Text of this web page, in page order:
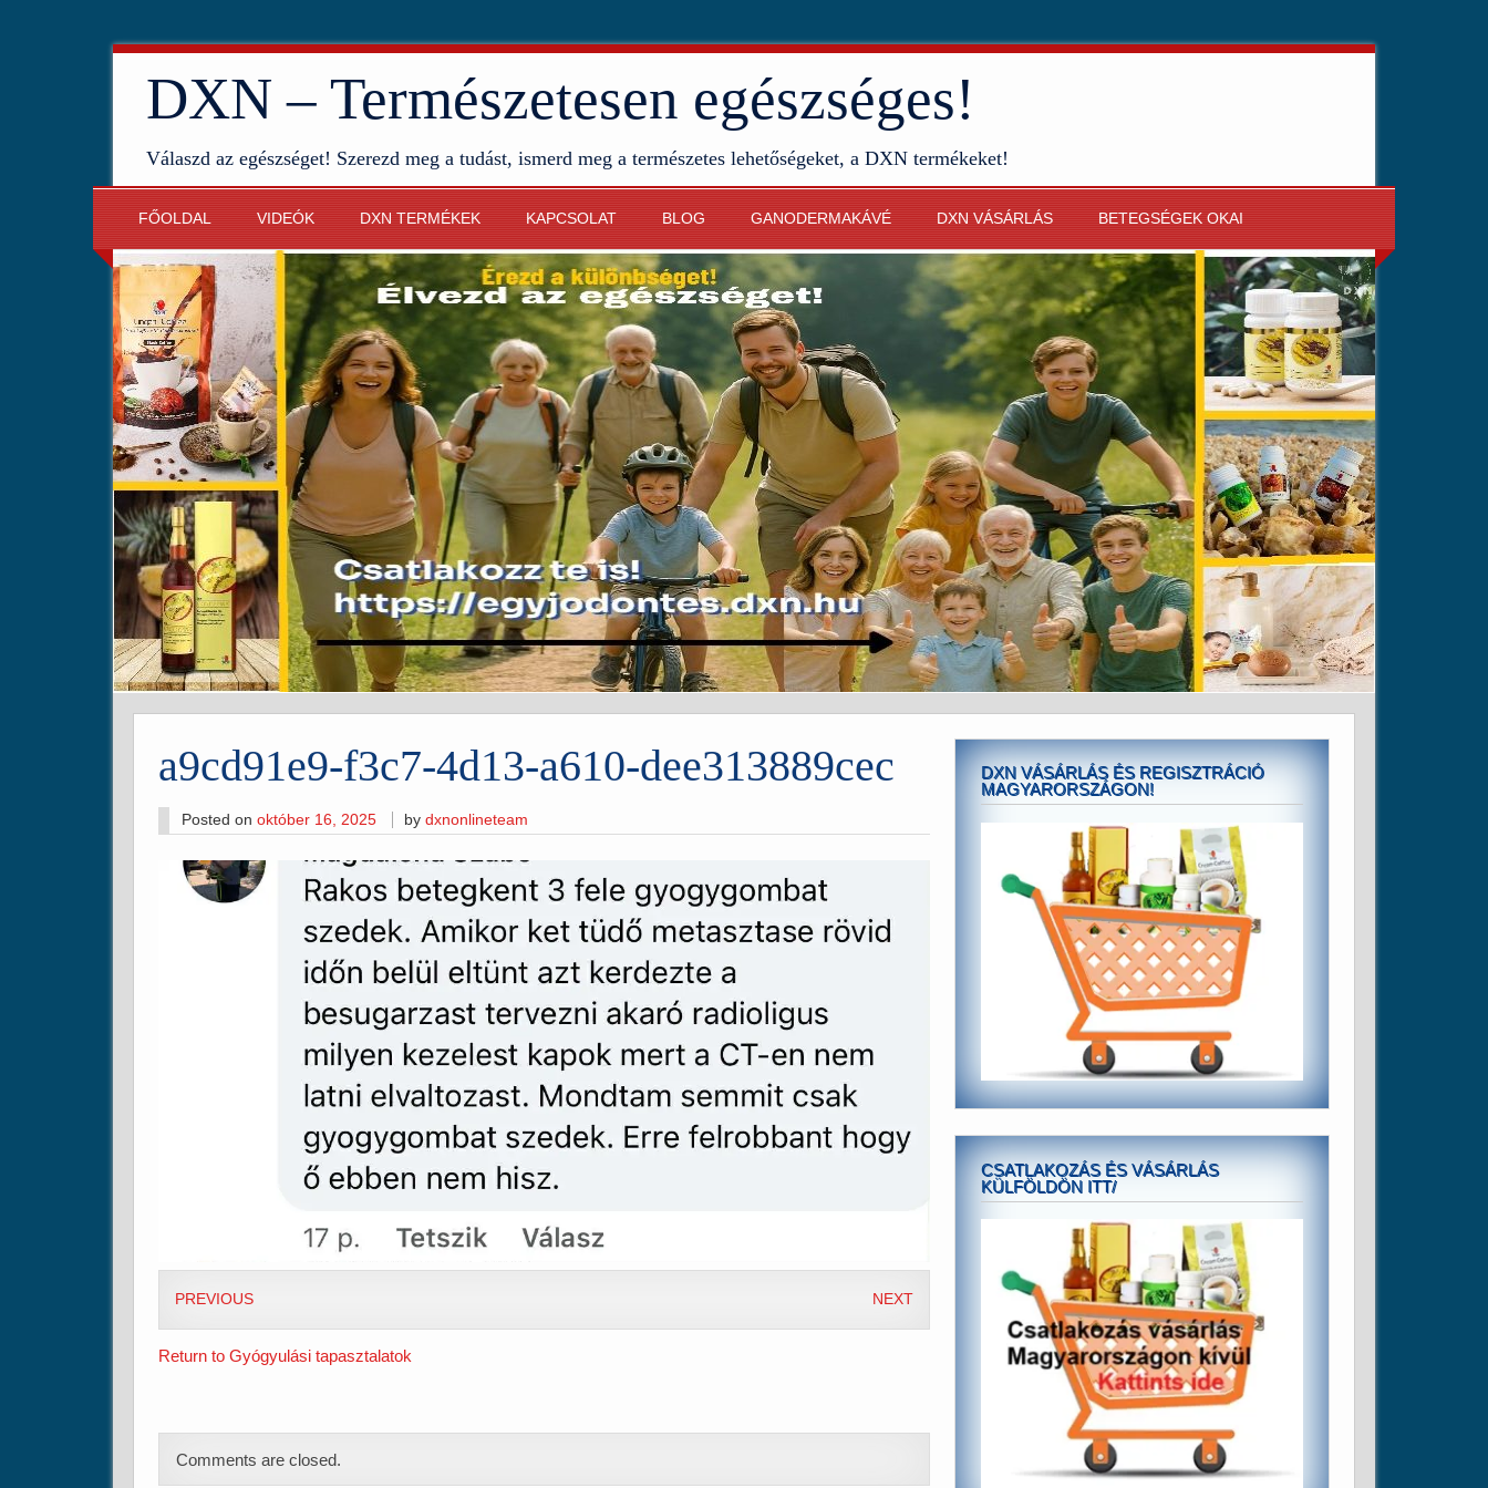
DXN – Természetesen egészséges!
Válaszd az egészséget! Szerezd meg a tudást, ismerd meg a természetes lehetőségeket, a DXN termékeket!
FŐOLDAL VIDEÓK DXN TERMÉKEK KAPCSOLAT BLOG GANODERMAKÁVÉ DXN VÁSÁRLÁS BETEGSÉGEK OKAI
a9cd91e9-f3c7-4d13-a610-dee313889cec
Posted on október 16, 2025 bydxnonlineteam
PREVIOUS NEXT
Return to Gyógyulási tapasztalatok
Comments are closed.
DXN VÁSÁRLÁS ÉS REGISZTRÁCIÓ
MAGYARORSZÁGON!
CSATLAKOZÁS ÉS VÁSÁRLÁS
KÜLFÖLDÖN ITT/